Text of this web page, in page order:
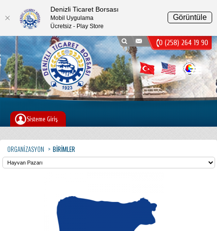
0 (258) 264 19 90
Sisteme Giriş
ORGANIZASYON BIRIMLER
Menu
Denizli Ticaret Borsası
Mobil Uygulama
Ücretsiz - Play Store
Görüntüle